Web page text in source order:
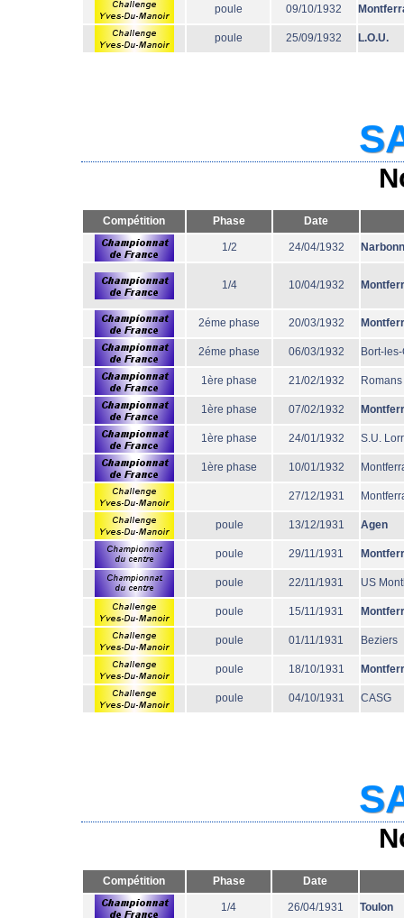
poule 09/10/1932
poule 25/09/1932 L.O.U.
Compétition Phase Date
1/2 24/04/1932
1/4 10/04/1932
2éme phase 20/03/1932
2éme phase 06/03/1932 Bort-
1ère phase 21/02/1932 Romans
1ère phase 07/02/1932
1ère phase 24/01/1932 S.U.
1ère phase 10/01/1932
27/12/1931
poule 13/12/1931 Agen
poule 29/11/1931
poule 22/11/1931 US
poule 15/11/1931
poule 01/11/1931 Beziers
poule 18/10/1931
poule 04/10/1931 CASG
Compétition Phase Date
1/4 26/04/1931 Toulon